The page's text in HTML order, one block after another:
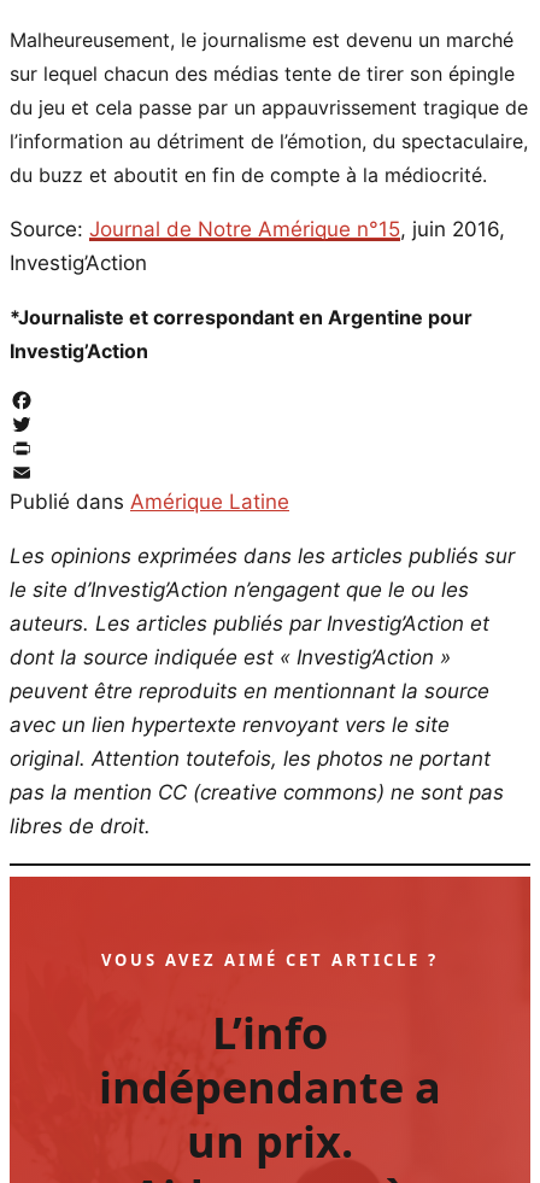
Malheureusement, le journalisme est devenu un marché
sur lequel chacun des médias tente de tirer son épingle
du jeu et cela passe par un appauvrissement tragique de
l’information au détriment de l’émotion, du spectaculaire,
du buzz et aboutit en fin de compte à la médiocrité.
Source: Journal de Notre Amérique n°15, juin 2016,
Investig’Action
*Journaliste et correspondant en Argentine pour
Investig’Action
Facebook
Twitter
PrintFriendly
Email
Publié dans Amérique Latine
Les opinions exprimées dans les articles publiés sur
le site d’Investig’Action n’engagent que le ou les
auteurs. Les articles publiés par Investig’Action et
dont la source indiquée est « Investig’Action »
peuvent être reproduits en mentionnant la source
avec un lien hypertexte renvoyant vers le site
original. Attention toutefois, les photos ne portant
pas la mention CC (creative commons) ne sont pas
libres de droit.
VOUS AVEZ AIMÉ CET ARTICLE ?
L’info
indépendante a
un prix.